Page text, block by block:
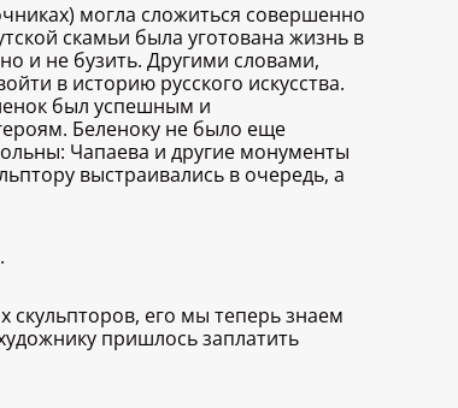
могла сложиться совершенно
скамьи была уготована жизнь в
и не бузить. Другими словами,
в историю русского искусства.
был успешным и
Беленоку не было еще
Чапаева и другие монументы
выстраивались в очередь, а
скульпторов, его мы теперь знаем
пришлось заплатить